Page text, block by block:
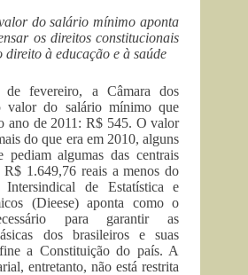
do salário mínimo aponta
os direitos constitucionais
à educação e à saúde
fevereiro, a Câmara dos
valor do salário mínimo que
ano de 2011: R$ 545. O valor
do que era em 2010, alguns
algumas das centrais
R$ 1.649,76 reais a menos do
de Estatística e
(Dieese) aponta como o
para garantir as
dos brasileiros e suas
a Constituição do país. A
entretanto, não está restrita